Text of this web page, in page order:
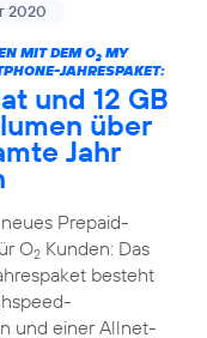
2020
MIT DEM O2MY
JAHRESPAKET:
und 12 GB
über
Jahr
Prepaid-
O2Kunden: Das
besteht
und einer Allnet-